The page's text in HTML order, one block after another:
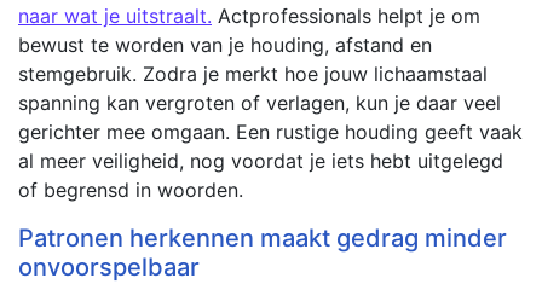
naar wat je uitstraalt. Actprofessionals helpt je om
bewust te worden van je houding, afstand en
stemgebruik. Zodra je merkt hoe jouw lichaamstaal
spanning kan vergroten of verlagen, kun je daar veel
gerichter mee omgaan. Een rustige houding geeft vaak
al meer veiligheid, nog voordat je iets hebt uitgelegd
of begrensd in woorden.
Patronen herkennen maakt gedrag minder
onvoorspelbaar